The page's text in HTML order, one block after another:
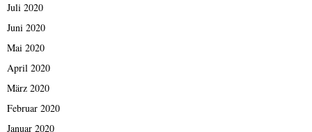
Juli 2020
Juni 2020
Mai 2020
April 2020
März 2020
Februar 2020
Januar 2020